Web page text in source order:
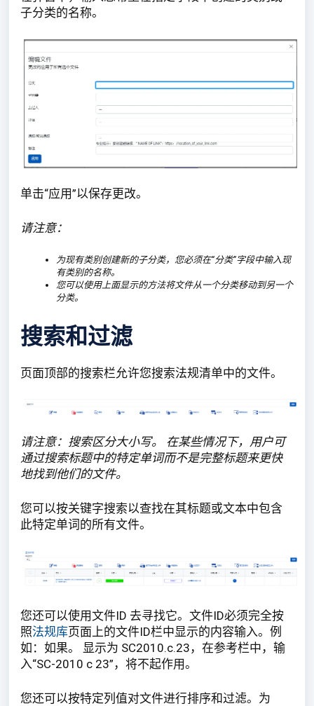
子分类的名称。
单击“应用”以保存更改。
请注意：
为现有类别创建新的子分类，您必须在“分类”字段中输入现
有类别的名称。
您可以使用上面显示的方法将文件从一个分类移动到另一个
分类。
搜索和过滤
页面顶部的搜索栏允许您搜索法规清单中的文件。
请注意：搜索区分大小写。 在某些情况下，用户可
通过搜索标题中的特定单词而不是完整标题来更快
地找到他们的文件。
您可以按关键字搜索以查找在其标题或文本中包含
此特定单词的所有文件。
您还可以使用文件ID 去寻找它。文件ID必须完全按
照法规库页面上的文件ID栏中显示的内容输入。例
如：如果。 显示为 SC2010.c.23，在参考栏中，输
入“SC-2010 c 23”，将不起作用。
您还可以按特定列值对文件进行排序和过滤。为